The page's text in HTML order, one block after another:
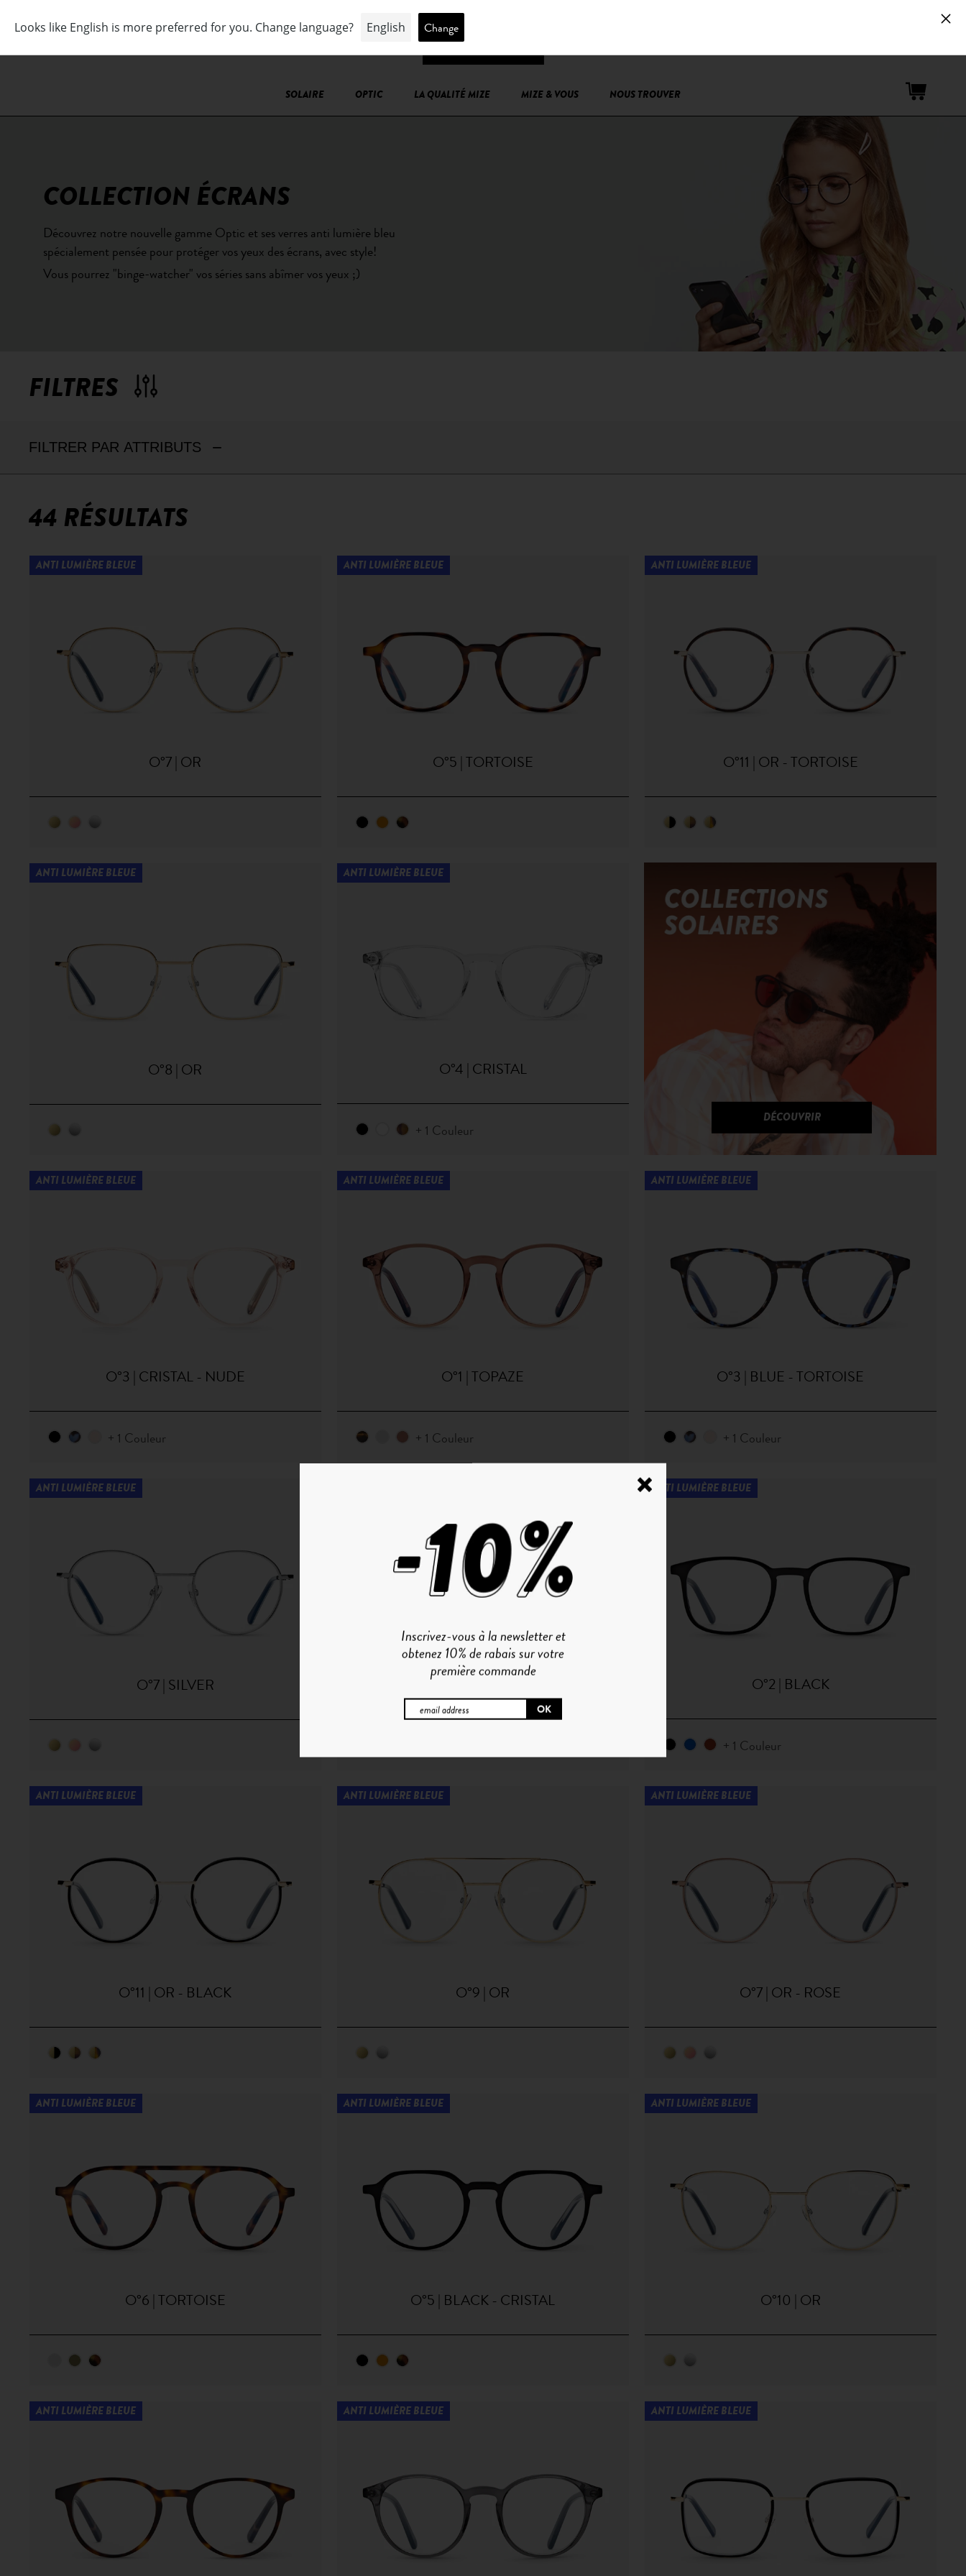
SOLAIRE OPTIC LA QUALITÉ MIZE MIZE & VOUS NOUS TROUVER
COLLECTION ÉCRANS
Découvrez notre nouvelle gamme Optic et ses verres anti lumière bleu
spécialement pensée pour protéger vos yeux des écrans, avec style!
Vous pourrez "binge-watcher" vos séries sans abîmer vos yeux ;)
FILTRES
FILTRER PAR ATTRIBUTS
44 RÉSULTATS
ANTI LUMIÈRE BLEUE
O°7 | OR
ANTI LUMIÈRE BLEUE
O°5 | TORTOISE
ANTI LUMIÈRE BLEUE
O°11 | OR - TORTOISE
ANTI LUMIÈRE BLEUE
O°8 | OR
ANTI LUMIÈRE BLEUE
O°4 | CRISTAL
+ 1 Couleur
DÉCOUVRIR
ANTI LUMIÈRE BLEUE
O°3 | CRISTAL - NUDE
+ 1 Couleur
ANTI LUMIÈRE BLEUE
O°1 | TOPAZE
+ 1 Couleur
ANTI LUMIÈRE BLEUE
O°3 | BLUE - TORTOISE
+ 1 Couleur
ANTI LUMIÈRE BLEUE
O°7 | SILVER
ANTI LUMIÈRE BLEUE
O°2 | BLACK
+ 1 Couleur
ANTI LUMIÈRE BLEUE
O°11 | OR - BLACK
ANTI LUMIÈRE BLEUE
O°9 | OR
ANTI LUMIÈRE BLEUE
O°7 | OR - ROSE
ANTI LUMIÈRE BLEUE
O°6 | TORTOISE
ANTI LUMIÈRE BLEUE
O°5 | BLACK - CRISTAL
ANTI LUMIÈRE BLEUE
O°10 | OR
ANTI LUMIÈRE BLEUE ANTI LUMIÈRE BLEUE ANTI LUMIÈRE BLEUE
Inscrivez-vous à la newsletter et
obtenez 10% de rabais sur votre
première commande